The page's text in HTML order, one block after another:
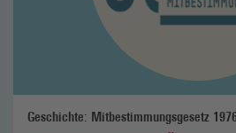
Geschichte: Mitbestimmungsgesetz